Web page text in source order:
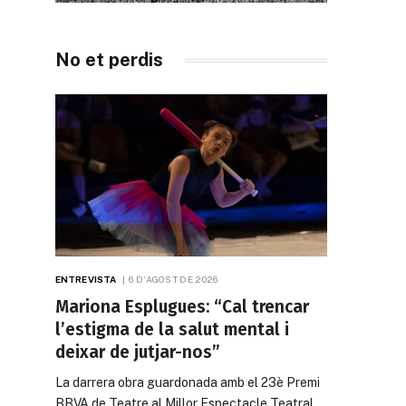
No et perdis
ENTREVISTA 6 D'AGOST DE 2026
Mariona Esplugues: “Cal trencar
l’estigma de la salut mental i
deixar de jutjar-nos”
La darrera obra guardonada amb el 23è Premi
BBVA de Teatre al Millor Espectacle Teatral…